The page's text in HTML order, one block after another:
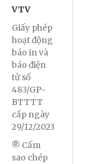
VTV
Giấy phép
hoạt động
báo in và
báo điện
tử số
483/GP-
BTTTT
cấp ngày
29/12/2023
® Cấm
sao chép